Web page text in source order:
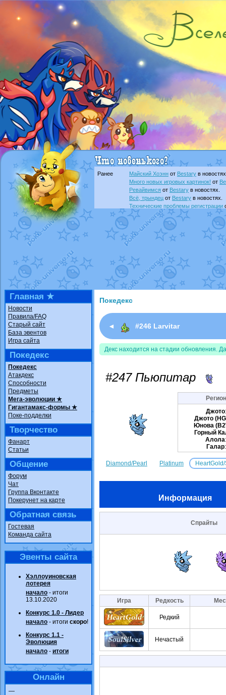
Ранее Майский Хоэнн от Bestary в
Много новых игровых картинок! от
Ревайвимся от Bestary в новостях.
Всё, трындец от Bestary в новостях.
Технические проблемы регистрации
доброе утро славянеот Dakkuв
Йолда и Мимикьюот MavisNyanCat
Недовольный котомангуст
от
The Dark Wishmakerот Randomon в
в
ilovearceus
Raging Boltот GraceDaFox
в
Shadow mismagius от
в
художник
от vicavica в фанарте.
Главная ★
Новости
Правила/FAQ
Старый сайт
База эвентов
Игра сайта
Покедекс
Покедекс
Атакдекс
Способности
Предметы
Мега-эволюции ★
Гигантамакс-формы ★
Поке-подделки
Творчество
Фанарт
Статьи
Общение
Форум
Чат
Группа Вконтакте
Покерунет на карте
Обратная связь
Гостевая
Команда сайта
Эвенты сайта
Хэллоуиновская
лотерея
начало - итоги
13.10.2020
Конкурс 1.0 - Лидер
начало - итоги скоро!
Конкурс 1.1 -
Эволюция
начало - итоги
Онлайн
—
Покедекс
◄ #246 Larvitar
Декс находится на стадии обновления.
#247 Пьюпитар
Джото
Джото
Юнова
Горный
Алола
Галар
Diamond/Pearl Platinum
Информация
Спрайты
Игра Редкость
Редкий
Нечастый